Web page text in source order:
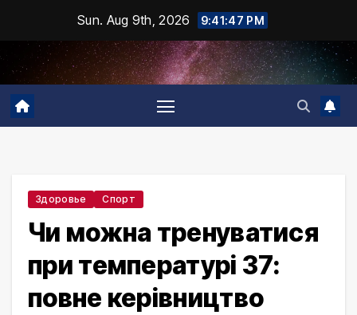
content
Sun. Aug 9th, 2026 9:41:48 PM
Здоровье Спорт
Чи можна тренуватися
при температурі 37:
повне керівництво